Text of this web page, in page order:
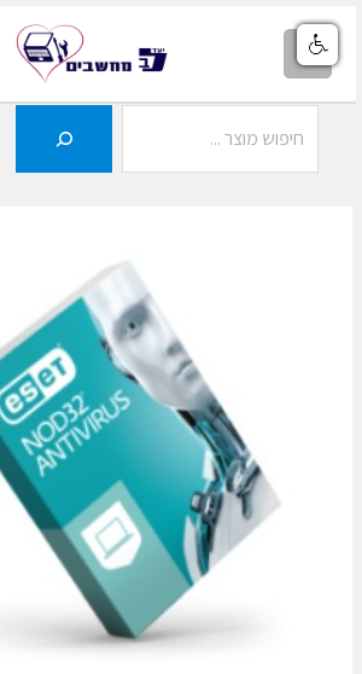
דילוג
לתוכן
MAIN